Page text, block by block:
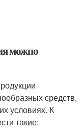
можно
средств,
условиях. К
такие: